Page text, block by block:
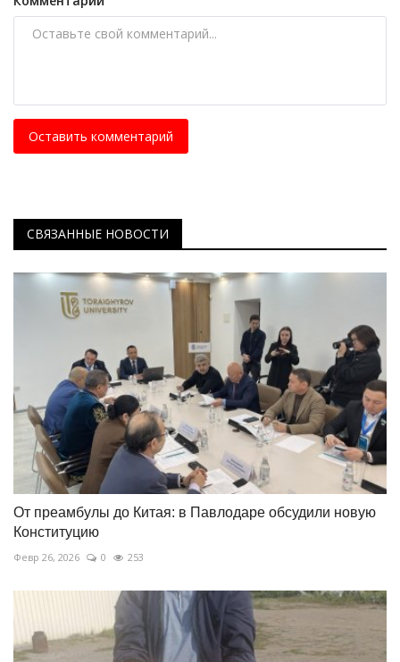
Оставить комментарий
СВЯЗАННЫЕ НОВОСТИ
От преамбулы до Китая: в Павлодаре обсудили новую
Конституцию
Февр 26, 2026 0 253